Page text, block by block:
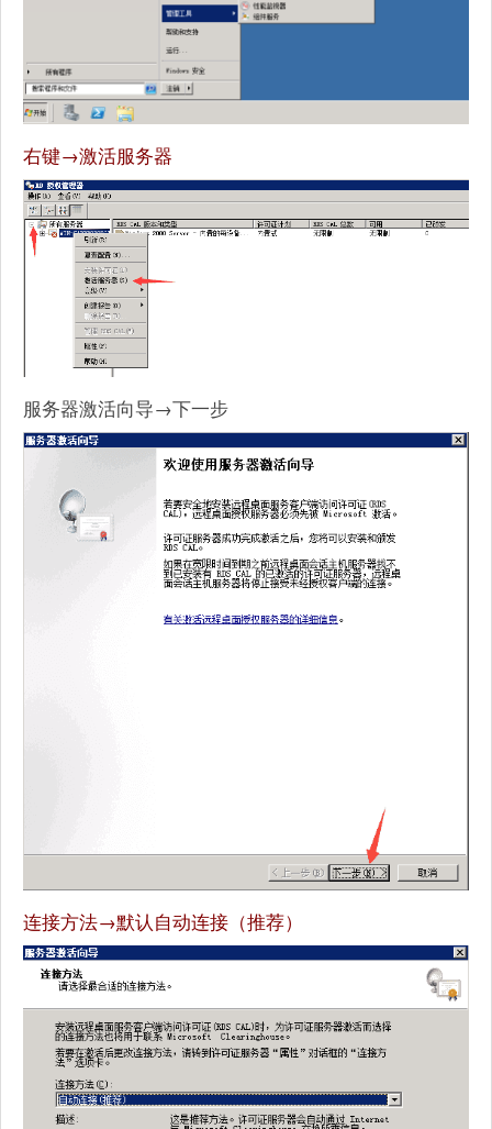
右键→激活服务器
服务器激活向导→下一步
连接方法→默认自动连接（推荐）